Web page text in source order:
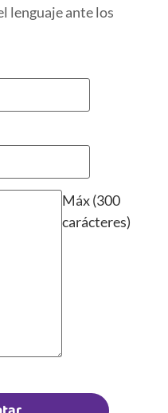
lenguaje ante los
Máx (300
carácteres)